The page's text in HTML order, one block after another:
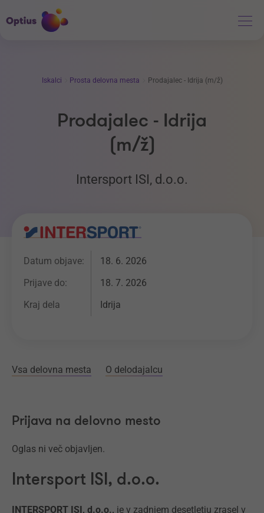
Iskalci Prosta delovna mesta Prodajalec - Idrija (m/ž)
Prodajalec - Idrija
(m/ž)
Intersport ISI, d.o.o.
Datum objave:
18. 6. 2026
Prijave do:
18. 7. 2026
Kraj dela
Idrija
Vsa delovna mesta O delodajalcu
Prijava na delovno mesto
Oglas ni več objavljen.
Intersport ISI, d.o.o.
INTERSPORT ISI, d.o.o., je v zadnjem desetletju zrasel v